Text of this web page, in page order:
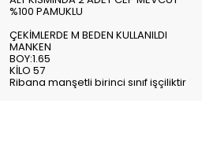
%100 PAMUKLU
ÇEKİMLERDE M BEDEN KULLANILDI
MANKEN
BOY:1.65
KİLO 57
Ribana manşetli birinci sınıf işçiliktir